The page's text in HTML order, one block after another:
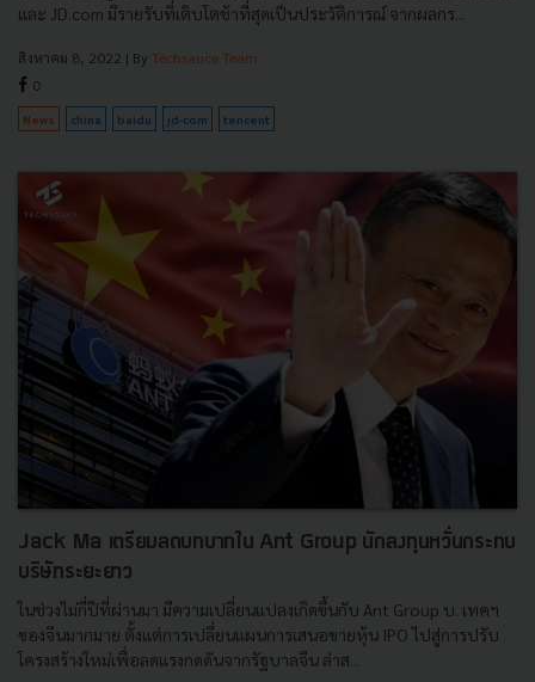
และ JD.com มีรายรับที่เติบโตช้าที่สุดเป็นประวัติการณ์ จากผลกร...
สิงหาคม 8, 2022 | By Techsauce Team
0
News china baidu jd-com tencent
Jack Ma เตรียมลดบทบาทใน Ant Group นักลงทุนหวั่นกระทบ
บริษัทระยะยาว
ในช่วงไม่กี่ปีที่ผ่านมา มีความเปลี่ยนแปลงเกิดขึ้นกับ Ant Group บ. เทคฯ
ของจีนมากมาย ตั้งแต่การเปลี่ยนแผนการเสนอขายหุ้น IPO ไปสู่การปรับ
โครงสร้างใหม่เพื่อลดแรงกดดันจากรัฐบาลจีน ล่าส...